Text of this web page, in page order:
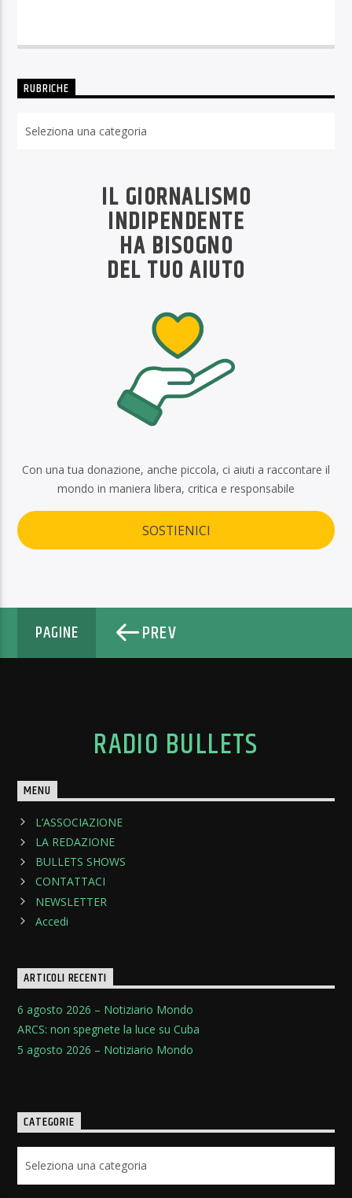
RUBRICHE
IL GIORNALISMO
INDIPENDENTE
HA BISOGNO
DEL TUO AIUTO
Con una tua donazione, anche piccola, ci aiuti a raccontare il
mondo in maniera libera, critica e responsabile
SOSTIENICI
PAGINE PREV
RADIO BULLETS
MENU
L’ASSOCIAZIONE
LA REDAZIONE
BULLETS SHOWS
CONTATTACI
NEWSLETTER
Accedi
ARTICOLI RECENTI
6 agosto 2026 – Notiziario Mondo
ARCS: non spegnete la luce su Cuba
5 agosto 2026 – Notiziario Mondo
CATEGORIE